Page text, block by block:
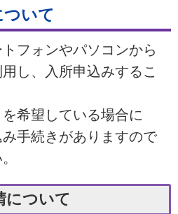
ついて
フォンやパソコンから
し、入所申込みするこ
希望している場合に
手続きがありますので
について